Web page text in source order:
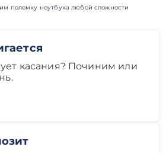
поломку ноутбука любой сложности
касания? Починим или